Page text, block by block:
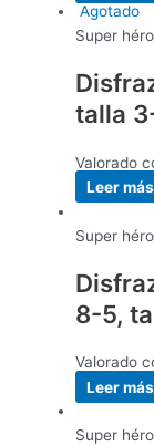
Agotado
Super
talla
Valorado
Leer más
Super
8-5,
Valorado
Leer más
Super